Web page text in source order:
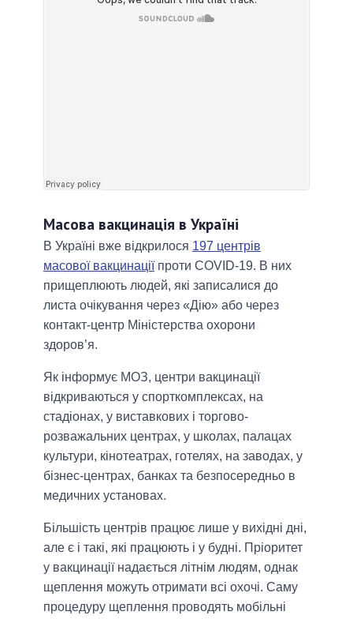
Масова вакцинація в Україні
В Україні вже відкрилося 197 центрів
масової вакцинаціїпроти COVID-19. В них
прищеплюють людей, які записалися до
листа очікування через «Дію» або через
контакт-центр Міністерства охорони
здоров’я.
Як інформує МОЗ, центри вакцинації
відкриваються у спорткомплексах, на
стадіонах, у виставкових і торгово-
розважальних центрах, у школах, палацах
культури, кінотеатрах, готелях, на заводах, у
бізнес-центрах, банках та безпосередньо в
медичних установах.
Більшість центрів працює лише у вихідні дні,
але є і такі, які працюють і у будні. Пріоритет
у вакцинації надається літнім людям, однак
щеплення можуть отримати всі охочі. Саму
процедуру щеплення проводять мобільні